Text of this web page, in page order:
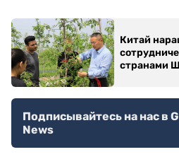
Китай
странами
Подписывайтесь на нас в
News